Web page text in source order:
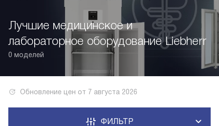
Лучшие медицинское и
лабораторное оборудование Liebherr
0 моделей
Обновление цен от 7 августа 2026
ФИЛЬТР